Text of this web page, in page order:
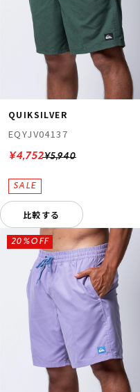
QUIKSILVER
EQYJV04137
¥5,940
¥4,752
比較する
20%OFF